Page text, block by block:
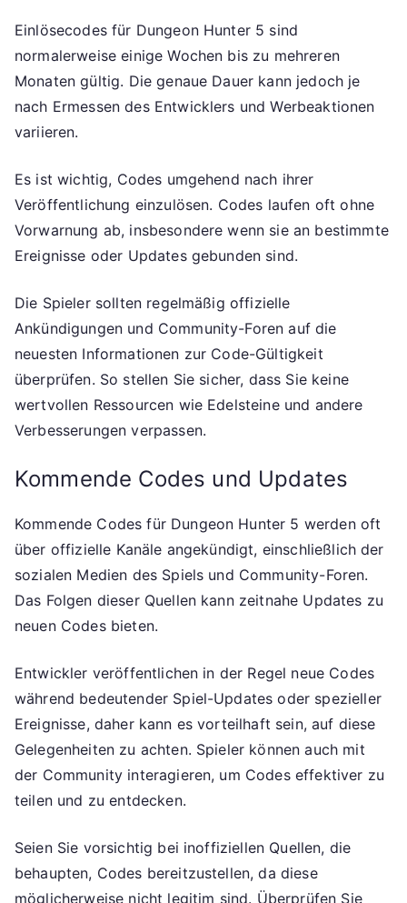
Einlösecodes für Dungeon Hunter 5 sind
normalerweise einige Wochen bis zu mehreren
Monaten gültig. Die genaue Dauer kann jedoch je
nach Ermessen des Entwicklers und Werbeaktionen
variieren.
Es ist wichtig, Codes umgehend nach ihrer
Veröffentlichung einzulösen. Codes laufen oft ohne
Vorwarnung ab, insbesondere wenn sie an bestimmte
Ereignisse oder Updates gebunden sind.
Die Spieler sollten regelmäßig offizielle
Ankündigungen und Community-Foren auf die
neuesten Informationen zur Code-Gültigkeit
überprüfen. So stellen Sie sicher, dass Sie keine
wertvollen Ressourcen wie Edelsteine und andere
Verbesserungen verpassen.
Kommende Codes und Updates
Kommende Codes für Dungeon Hunter 5 werden oft
über offizielle Kanäle angekündigt, einschließlich der
sozialen Medien des Spiels und Community-Foren.
Das Folgen dieser Quellen kann zeitnahe Updates zu
neuen Codes bieten.
Entwickler veröffentlichen in der Regel neue Codes
während bedeutender Spiel-Updates oder spezieller
Ereignisse, daher kann es vorteilhaft sein, auf diese
Gelegenheiten zu achten. Spieler können auch mit
der Community interagieren, um Codes effektiver zu
teilen und zu entdecken.
Seien Sie vorsichtig bei inoffiziellen Quellen, die
behaupten, Codes bereitzustellen, da diese
möglicherweise nicht legitim sind. Überprüfen Sie